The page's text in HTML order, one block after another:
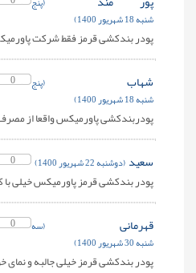
شنبه 18 شهریور 1400)
پودر بندکشی قرمز فقط شرکت
0 شهاب
(پنج
شنبه 18 شهریور 1400)
پودربندکشی پاورمیکس واقعا از
0 سعید (دوشنبه 22 شهریور 1400)
پودر بندکشی قرمز پاورمیکس خیلی با
0 قهرمانی
(سه
شنبه 30 شهریور 1400)
پودر بندکشی قرمز خیلی جالبه و